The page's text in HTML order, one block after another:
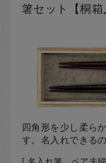
箸セット【桐箱
四角形を少し柔ら
す。名入れできる